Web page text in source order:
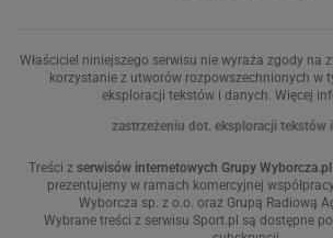
Właściciel niniejszego serwisu nie wyraża zgody na
korzystanie z utworów rozpowszechnionych w
eksploracji tekstów i danych. Więcej
zastrzeżeniu dot. eksploracji tekstów
Treści z serwisów internetowych Grupy Wyborcza.pl
prezentujemy w ramach komercyjnej
Wyborcza sp. z o.o. oraz Grupą Radiową
Wybrane treści z serwisu Sport.pl są dostępne